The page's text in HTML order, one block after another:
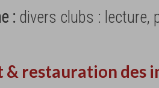
: divers clubs : lecture,
& restauration des